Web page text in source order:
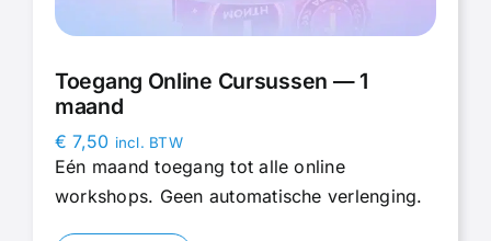
Toegang Online Cursussen — 1
maand
€ 7,50 incl. BTW
Eén maand toegang tot alle online
workshops. Geen automatische verlenging.